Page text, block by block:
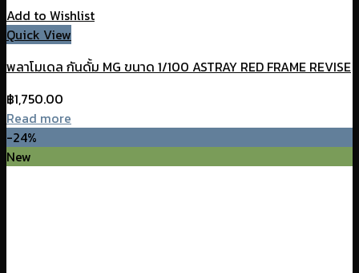
Add to Wishlist
Quick View
พลาโมเดล กันดั้ม MG ขนาด 1/100 ASTRAY RED FRAME REVISE
฿1,750.00
Read more
-24%
New